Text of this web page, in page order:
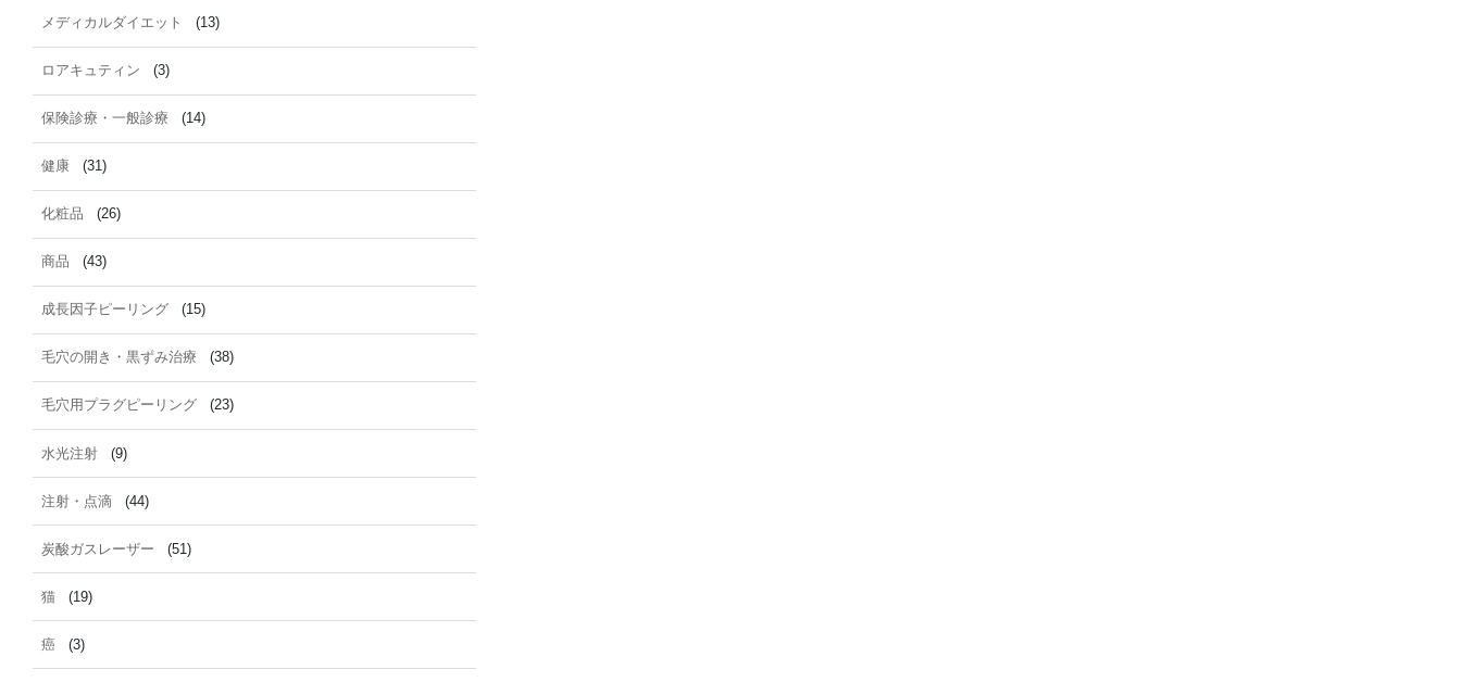
メディカルダイエット (13)
ロアキュティン (3)
保険診療・一般診療 (14)
健康 (31)
化粧品 (26)
商品 (43)
成長因子ピーリング (15)
毛穴の開き・黒ずみ治療 (38)
毛穴用プラグピーリング (23)
水光注射 (9)
注射・点滴 (44)
炭酸ガスレーザー (51)
猫 (19)
癌 (3)